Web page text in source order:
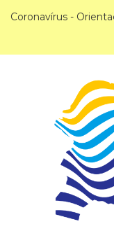
Coronavírus -